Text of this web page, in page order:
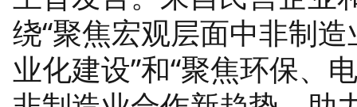
绕“聚焦宏观层面中非制
业化建设”和“聚焦环保、